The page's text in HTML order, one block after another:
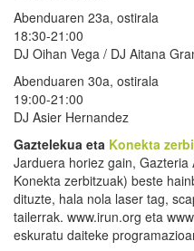
Abenduaren 23a, ostirala
18:30-21:00
DJ Oihan Vega / DJ Aitana
Abenduaren 30a, ostirala
19:00-21:00
DJ Asier Hernandez
Gaztelekua eta Konekta
Jarduera horiez gain,
Konekta zerbitzuak) beste
dituzte, hala nola laser tag,
tailerrak. www.irun.org eta
eskuratu daiteke